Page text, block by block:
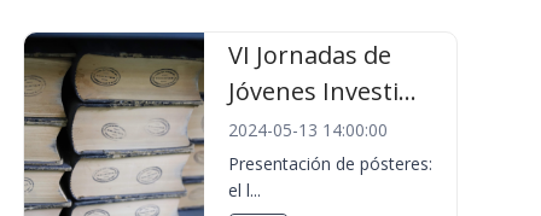
VI Jornadas de
Jóvenes Investi...
2024-05-13 14:00:00
Presentación de pósteres:
el l...